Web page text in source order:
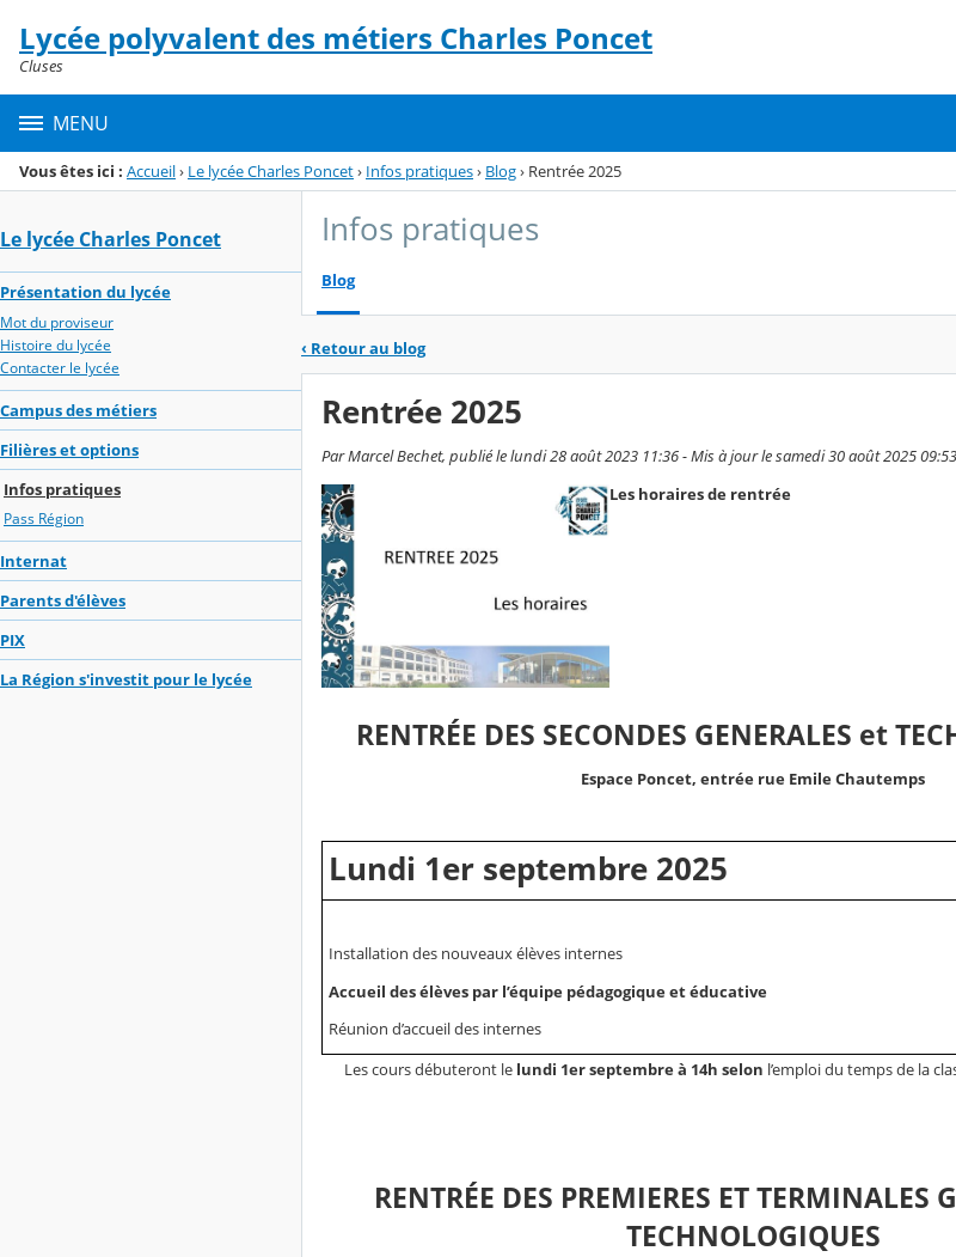
Menu de la rubrique
Contenu
Lycée polyvalent des métiers Charles Poncet
Cluses
MENU
Vous êtes ici : Accueil› Le lycée Charles Poncet› Infos pratiques› Blog› Rentrée 2025
Le lycée Charles Poncet
Présentation du lycée
Mot du proviseur
Histoire du lycée
Contacter le lycée
Campus des métiers
Filières et options
Infos pratiques
Pass Région
Internat
Parents d'élèves
PIX
La Région s'investit pour le lycée
Infos pratiques
Blog
‹ Retour au blog
Rentrée 2025
Par Marcel Bechet, publié le lundi 28 août 2023 11:36 - Mis à jour le samedi 30 août 2025 09:53
Les horaires de rentrée
RENTRÉE DES SECONDES GENERALES et
Espace Poncet, entrée rue Emile Chautemps
Lundi 1er septembre 2025
Installation des nouveaux élèves internes
Accueil des élèves par l’équipe pédagogique et éducative
Réunion d’accueil des internes
Les cours débuteront le lundi 1er septembre à 14h selon l’emploi du temps de la
RENTRÉE DES PREMIERES ET TERMINALES
TECHNOLOGIQUES